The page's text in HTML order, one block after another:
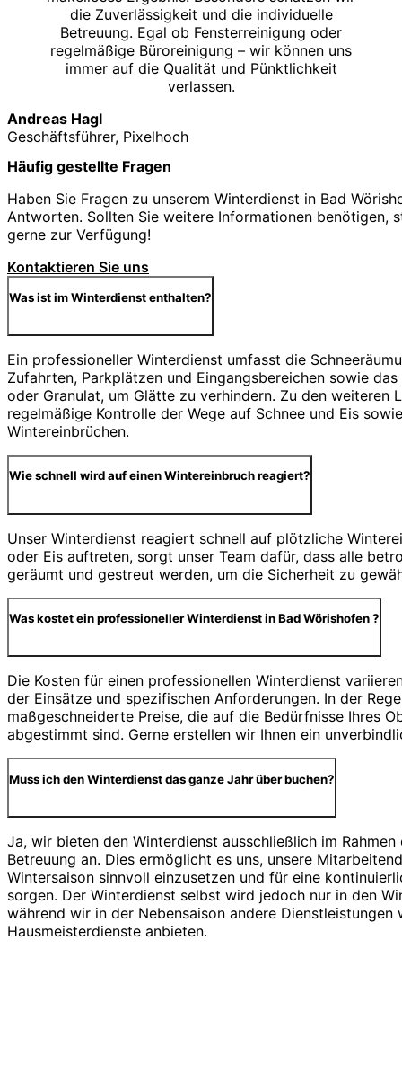
die Zuverlässigkeit und die individuelle
Betreuung. Egal ob Fensterreinigung oder
regelmäßige Büroreinigung – wir können uns
immer auf die Qualität und Pünktlichkeit
verlassen.
Andreas Hagl
Geschäftsführer, Pixelhoch
Häufig gestellte Fragen
Haben Sie Fragen zu unserem Winterdienst in Bad
Antworten. Sollten Sie weitere Informationen benötigen,
gerne zur Verfügung!
Kontaktieren Sie uns
Was ist im Winterdienst enthalten?
Ein professioneller Winterdienst umfasst die
Zufahrten, Parkplätzen und Eingangsbereichen sowie
oder Granulat, um Glätte zu verhindern. Zu den weiteren
regelmäßige Kontrolle der Wege auf Schnee und Eis
Wintereinbrüchen.
Wie schnell wird auf einen Wintereinbruch reagiert?
Unser Winterdienst reagiert schnell auf plötzliche
oder Eis auftreten, sorgt unser Team dafür, dass alle
geräumt und gestreut werden, um die Sicherheit zu
Was kostet ein professioneller Winterdienst in Bad Wörishofen ?
Die Kosten für einen professionellen Winterdienst
der Einsätze und spezifischen Anforderungen. In der
maßgeschneiderte Preise, die auf die Bedürfnisse Ihres
abgestimmt sind. Gerne erstellen wir Ihnen ein
Muss ich den Winterdienst das ganze Jahr über buchen?
Ja, wir bieten den Winterdienst ausschließlich im Rahmen
Betreuung an. Dies ermöglicht es uns, unsere
Wintersaison sinnvoll einzusetzen und für eine
sorgen. Der Winterdienst selbst wird jedoch nur in den
während wir in der Nebensaison andere Dienstleistungen
Hausmeisterdienste anbieten.